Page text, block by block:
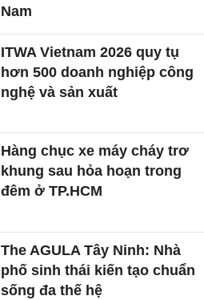
Nam
ITWA Vietnam 2026 quy tụ
hơn 500 doanh nghiệp công
nghệ và sản xuất
Hàng chục xe máy cháy trơ
khung sau hỏa hoạn trong
đêm ở TP.HCM
The AGULA Tây Ninh: Nhà
phố sinh thái kiến tạo chuẩn
sống đa thế hệ